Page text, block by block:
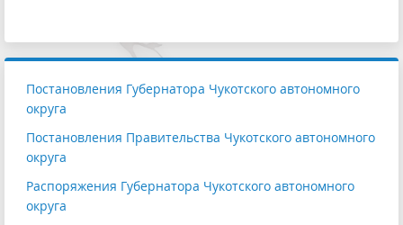
Постановления Губернатора Чукотского автономного
округа
Постановления Правительства Чукотского автономного
округа
Распоряжения Губернатора Чукотского автономного
округа